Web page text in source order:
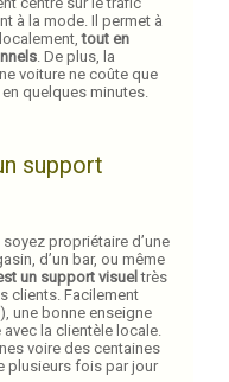
à la mode. Il permet à
tout en
. De plus, la
voiture ne coûte que
quelques minutes.
support
propriétaire d’une
d’un bar, ou même
un support visuel très
clients. Facilement
une bonne enseigne
la clientèle locale.
voire des centaines
plusieurs fois par jour